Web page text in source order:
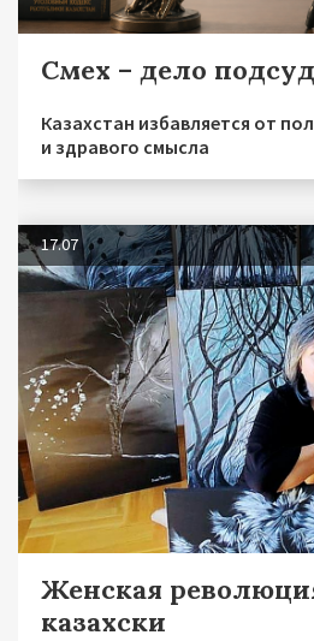
Смех – дело
Казахстан избавляется от
и здравого смысла
17.07
Женская
казахски